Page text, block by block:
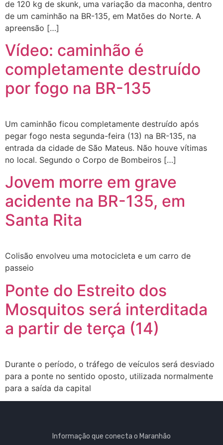
de 120 kg de skunk, uma variação da maconha, dentro
de um caminhão na BR-135, em Matões do Norte. A
apreensão […]
Vídeo: caminhão é
completamente destruído
por fogo na BR-135
Um caminhão ficou completamente destruído após
pegar fogo nesta segunda-feira (13) na BR-135, na
entrada da cidade de São Mateus. Não houve vítimas
no local. Segundo o Corpo de Bombeiros […]
Jovem morre em grave
acidente na BR-135, em
Santa Rita
Colisão envolveu uma motocicleta e um carro de
passeio
Ponte do Estreito dos
Mosquitos será interditada
a partir de terça (14)
Durante o período, o tráfego de veículos será desviado
para a ponte no sentido oposto, utilizada normalmente
para a saída da capital
Informação que conecta o Maranhão